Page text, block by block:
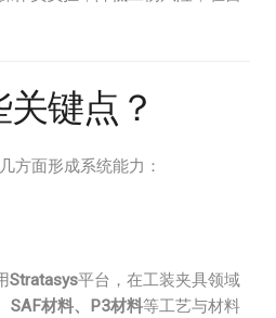
键点？
方面形成系统能力：
Stratasys平台，在工装夹具领域
SAF材料、P3材料等工艺与材料